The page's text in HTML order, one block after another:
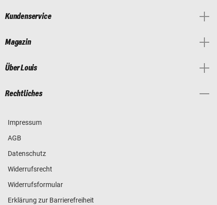
Kundenservice
Magazin
Über Louis
Rechtliches
Impressum
AGB
Datenschutz
Widerrufsrecht
Widerrufsformular
Erklärung zur Barrierefreiheit